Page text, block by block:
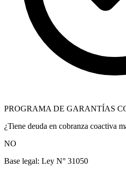
PROGRAMA DE GARANTÍAS
¿Tiene deuda en cobranza coactiva
NO
Base legal: Ley N° 31050